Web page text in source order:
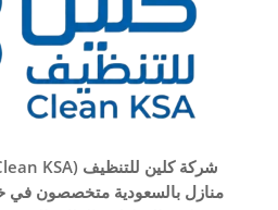
منازل بالسعودية متخصصون في